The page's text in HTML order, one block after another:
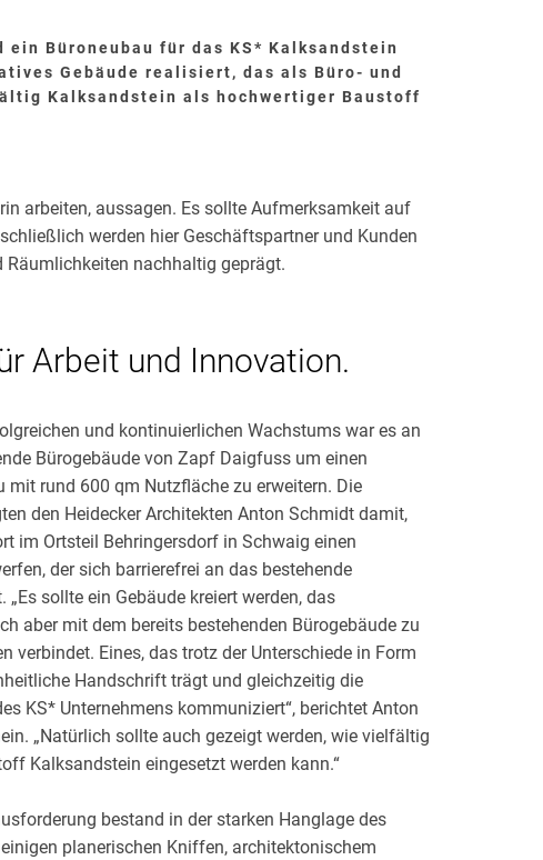
Büroneubau für das KS* Kalksandstein
Gebäude realisiert, das als Büro- und
Kalksandstein als hochwertiger Baustoff
arbeiten, aussagen. Es sollte Aufmerksamkeit auf
werden hier Geschäftspartner und Kunden
Räumlichkeiten nachhaltig geprägt.
Arbeit und Innovation.
und kontinuierlichen Wachstums war es an
Bürogebäude von Zapf Daigfuss um einen
mit rund 600 qm Nutzfläche zu erweitern. Die
den Heidecker Architekten Anton Schmidt damit,
im Ortsteil Behringersdorf in Schwaig einen
der sich barrierefrei an das bestehende
„Es sollte ein Gebäude kreiert werden, das
aber mit dem bereits bestehenden Bürogebäude zu
verbindet. Eines, das trotz der Unterschiede in Form
Handschrift trägt und gleichzeitig die
KS* Unternehmens kommuniziert“, berichtet Anton
„Natürlich sollte auch gezeigt werden, wie vielfältig
Kalksandstein eingesetzt werden kann.“
bestand in der starken Hanglage des
planerischen Kniffen, architektonischem